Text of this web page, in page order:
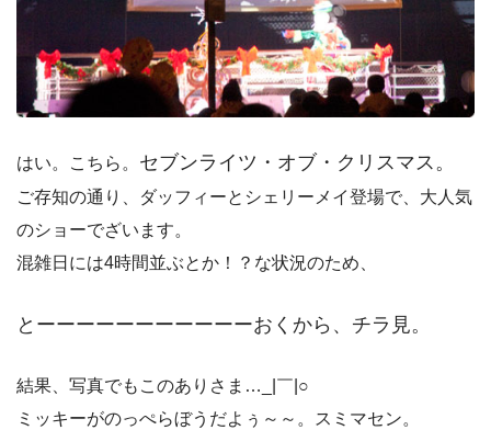
はい。こちら。 セブンライツ・オブ・クリスマス。
ご存知の通り、ダッフィーとシェリーメイ登場で、大人気
のショーでざいます。
混雑日には4時間並ぶとか！？な状況のため、
とーーーーーーーーーーーおくから、チラ見。
結果、写真でもこのありさま…_|￣|○
ミッキーがのっぺらぼうだよぅ～～。スミマセン。